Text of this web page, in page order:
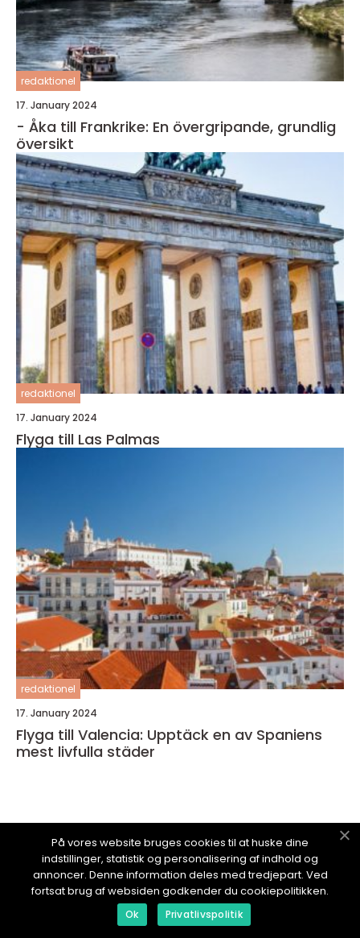
redaktionel
17. January 2024
- Åka till Frankrike: En övergripande, grundlig
översikt
redaktionel
17. January 2024
Flyga till Las Palmas
redaktionel
17. January 2024
Flyga till Valencia: Upptäck en av Spaniens
mest livfulla städer
RESAMEDOSS.se
På vores website bruges cookies til at huske dine
indstillinger, statistik og personalisering af indhold og
annoncer. Denne information deles med tredjepart. Ved
fortsat brug af websiden godkender du cookiepolitikken.
Ok Privatlivspolitik